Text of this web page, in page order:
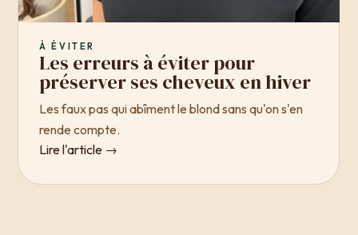
À ÉVITER
Les erreurs à éviter pour
préserver ses cheveux en hiver
Les faux pas qui abîment le blond sans qu'on s'en
rende compte.
Lire l'article →